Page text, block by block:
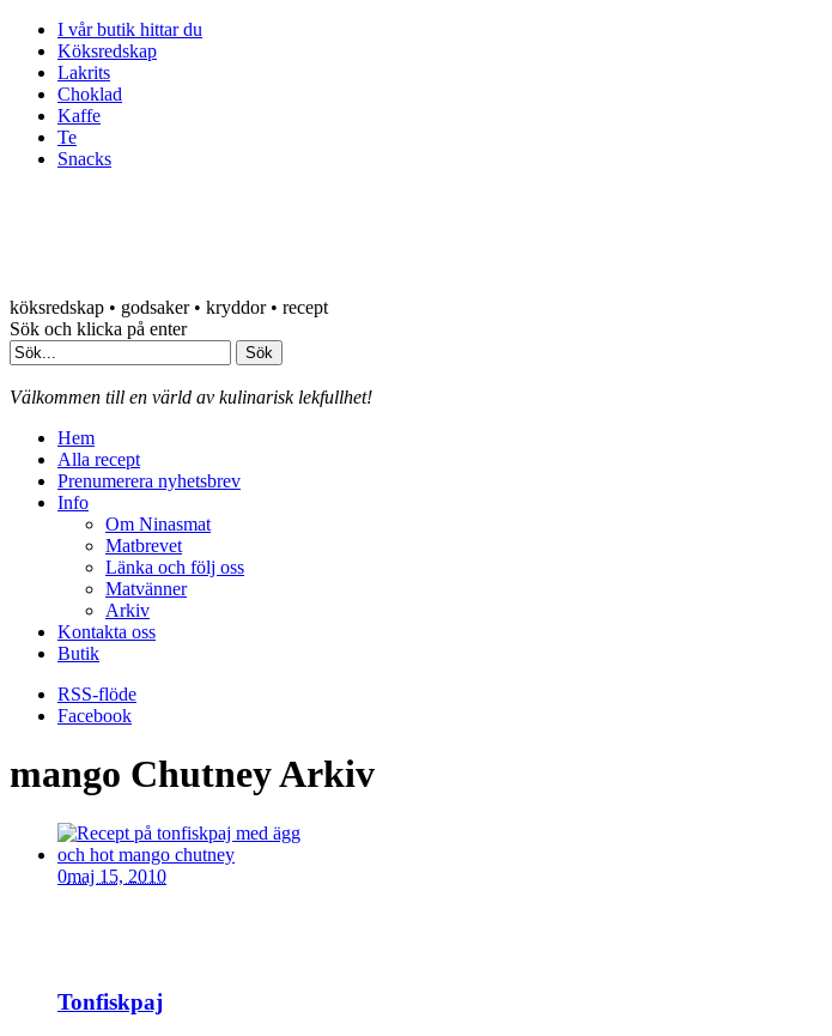
I vår butik hittar du
Köksredskap
Lakrits
Choklad
Kaffe
Te
Snacks
köksredskap • godsaker • kryddor • recept
Sök och klicka på enter
Välkommen till en värld av kulinarisk lekfullhet!
Hem
Alla recept
Prenumerera nyhetsbrev
Info
Om Ninasmat
Matbrevet
Länka och följ oss
Matvänner
Arkiv
Kontakta oss
Butik
RSS-flöde
Facebook
mango Chutney Arkiv
0maj 15, 2010
Tonfiskpaj